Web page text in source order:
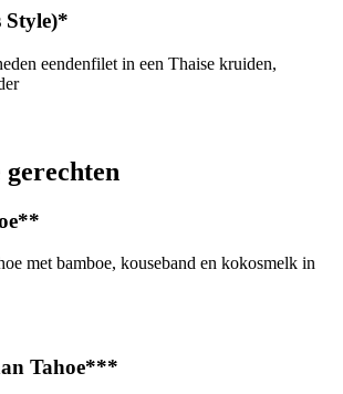
Style)*
eendenfilet in een Thaise kruiden,
gerechten
met bamboe, kouseband en kokosmelk in
Tahoe***